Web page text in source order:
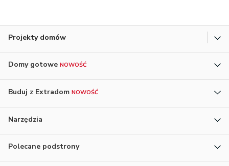
Projekty domów
Domy gotowe NOWOŚĆ
Buduj z Extradom NOWOŚĆ
Narzędzia
Polecane podstrony